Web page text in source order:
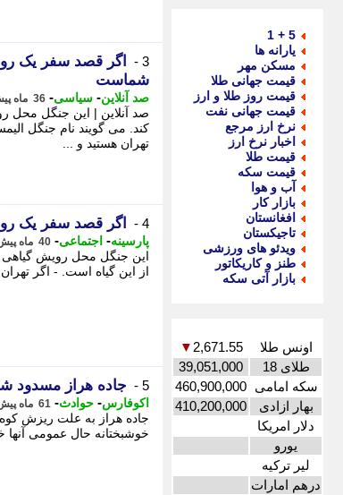
5 + 1
یارانه ها
مسکن مهر
قیمت جهانی طلا
قیمت روز طلا و ارز
قیمت جهانی نفت
نرخ ارز مرجع
اخبار نرخ ارز
قیمت طلا
قیمت سکه
آب و هوا
بازار کار
افغانستان
تاجیکستان
ویدئو های ورزشی
طنز و کاریکاتور
بازار آتی سکه
اونس طلا 2,671.55
▼
طلای 18
39,051,000
سکه امامی 460,900,000
بهار ازادی
410,200,000
دلار امریکا
یورو
لیر ترکیه
درهم امارات
3 -
اگر قصد سفر یک
شماست
صد آنلاین- سیاسی- 36 ماه پیش - یکشنبه 22 مرداد 1402، 09:43
صد آنلاین | این جنگل محل
کند. می گویند نام جنگل
تهران هستید و ...
4 - اگر قصد سفر یک
پارسینه- اجتماعی- 40 ماه پیش - جمعه 1 اردیبهشت 1402، 09:45
این جنگل محل رویش گیاهی
از این گیاه است. - اگر
5 - جاده هراز مسدود شد؛ 22 نفر در تونل محبوس
اکوفارس- حوادث- 61 ماه پیش - یکشنبه 10 مرداد 1400، 05:15
خوشبختانه حال عمومی